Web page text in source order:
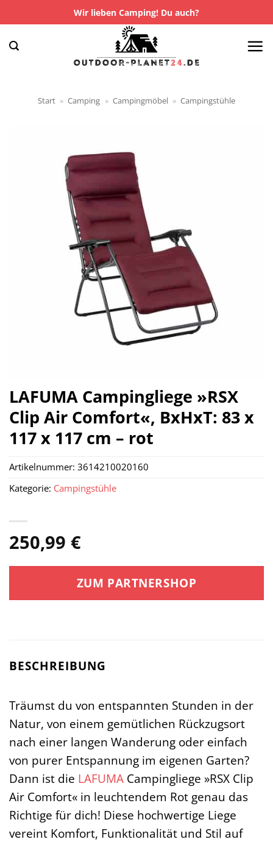
Inhalt
springen
Wir lieben Camping! Du auch?
Start » Camping » Campingmöbel » Campingstühle
LAFUMA Campingliege »RSX
Clip Air Comfort«, BxHxT: 83 x
117 x 117 cm – rot
250,99 €
ZUM PARTNERSHOP
Artikelnummer: 3614210020160
Kategorie: Campingstühle
BESCHREIBUNG
Träumst du von entspannten Stunden in der
Natur, von einem gemütlichen Rückzugsort
nach einer langen Wanderung oder einfach
von purer Entspannung im eigenen Garten?
Dann ist die LAFUMA Campingliege »RSX Clip
Air Comfort« in leuchtendem Rot genau das
Richtige für dich! Diese hochwertige Liege
vereint Komfort, Funktionalität und Stil auf